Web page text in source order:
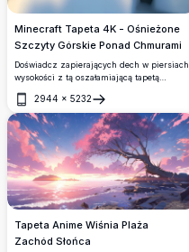
Minecraft Tapeta 4K - Ośnieżone
Szczyty Górskie Ponad Chmurami
Doświadcz zapierających dech w piersiach
wysokości z tą oszałamiającą tapetą
Minecraft 4K prezentującą pokryte
śniegiem szczyty górskie wznoszące się
majestatycznie ponad złotymi chmurami.
Scena w wysokiej rozdzielczości oddaje
dramatyczne klify i dziewicze ośnieżone
tereny skąpane w ciepłym świetle
słonecznym, tworząc epicką atmosferę
alpejskiej przygody.
2944 × 5232
Otwórz
Tapeta Anime Wiśnia Plaża
Zachód Słońca